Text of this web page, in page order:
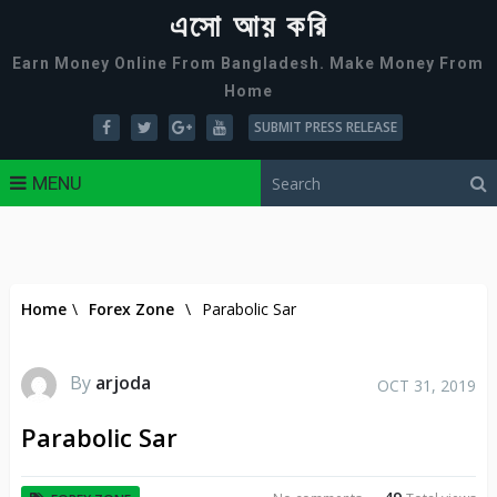
এসো আয় করি
Earn Money Online From Bangladesh. Make Money From
Home
SUBMIT PRESS RELEASE
MENU
Home \ Forex Zone \ Parabolic Sar
By arjoda OCT 31, 2019
Parabolic Sar